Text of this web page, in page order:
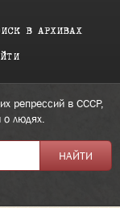
В АРХИВАХ
репрессий в СССР,
людях.